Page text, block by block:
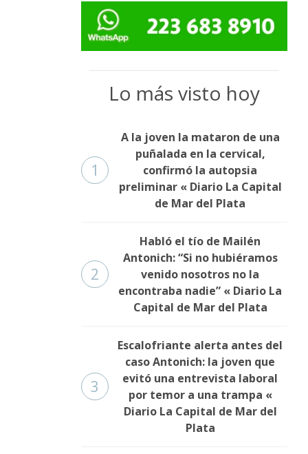
Lo más visto hoy
1
A la joven la mataron de una
puñalada en la cervical,
confirmó la autopsia
preliminar « Diario La Capital
de Mar del Plata
2
Habló el tío de Mailén
Antonich: “Si no hubiéramos
venido nosotros no la
encontraba nadie” « Diario La
Capital de Mar del Plata
3
Escalofriante alerta antes del
caso Antonich: la joven que
evitó una entrevista laboral
por temor a una trampa «
Diario La Capital de Mar del
Plata